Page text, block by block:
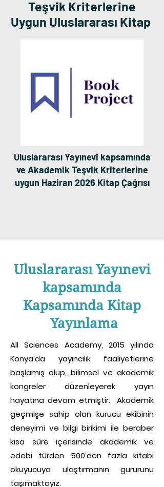
Teşvik Kriterlerine
Uygun Uluslararası Kitap
Uluslararası Yayınevi kapsamında
ve Akademik Teşvik Kriterlerine
uygun Haziran 2026 Kitap Çağrısı
Uluslararası Yayınevi
kapsamında
Kapsamında Kitap
Yayınlama
All Sciences Academy, 2015 yılında
Konya’da yayıncılık faaliyetlerine
başlamış olup, bilimsel ve akademik
kongreler düzenleyerek yayın
hayatına devam etmiştir. Akademik
geçmişe sahip olan kurucu ekibinin
deneyimi ve bilgi birikimi ile beraber
kısa süre içerisinde akademik ve
edebi türden 500’den fazla kitabı
okuyucuya ulaştırmanın gururunu
taşımaktayız.